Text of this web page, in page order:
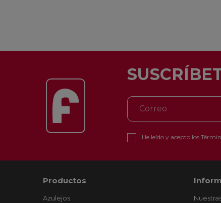
He leído y acepto los
Productos
Azulejos